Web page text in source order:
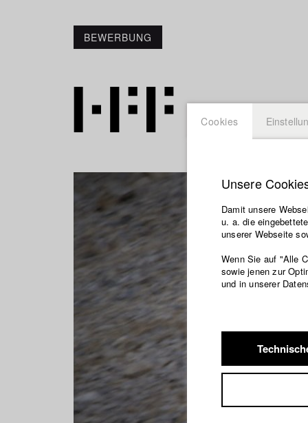
BEWERBUNG
Cookies
Unsere
Damit unsere
u. a. die
unserer Webseite
Wenn Sie auf "Alle
sowie jenen zur
und in unserer